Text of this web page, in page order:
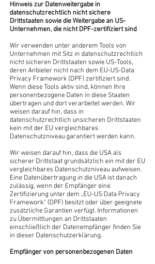
Hinweis zur Datenweitergabe in
datenschutzrechtlich nicht sichere
Drittstaaten sowie die Weitergabe an US-
Unternehmen, die nicht DPF-zertifiziert sind
Wir verwenden unter anderem Tools von
Unternehmen mit Sitz in datenschutzrechtlich
nicht sicheren Drittstaaten sowie US-Tools,
deren Anbieter nicht nach dem EU-US-Data
Privacy Framework (DPF) zertifiziert sind.
Wenn diese Tools aktiv sind, können Ihre
personenbezogene Daten in diese Staaten
übertragen und dort verarbeitet werden. Wir
weisen darauf hin, dass in
datenschutzrechtlich unsicheren Drittstaaten
kein mit der EU vergleichbares
Datenschutzniveau garantiert werden kann.
Wir weisen darauf hin, dass die USA als
sicherer Drittstaat grundsätzlich ein mit der EU
vergleichbares Datenschutzniveau aufweisen.
Eine Datenübertragung in die USA ist danach
zulässig, wenn der Empfänger eine
Zertifizierung unter dem „EU-US Data Privacy
Framework“ (DPF) besitzt oder über geeignete
zusätzliche Garantien verfügt. Informationen
zu Übermittlungen an Drittstaaten
einschließlich der Datenempfänger finden Sie
in dieser Datenschutzerklärung.
Empfänger von personenbezogenen Daten